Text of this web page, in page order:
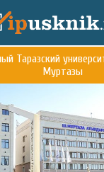
Таразский
Муртазы